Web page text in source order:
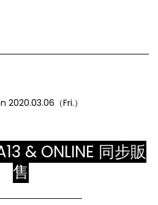
2020.03.06（Fri.）
& ONLINE 同步販
售